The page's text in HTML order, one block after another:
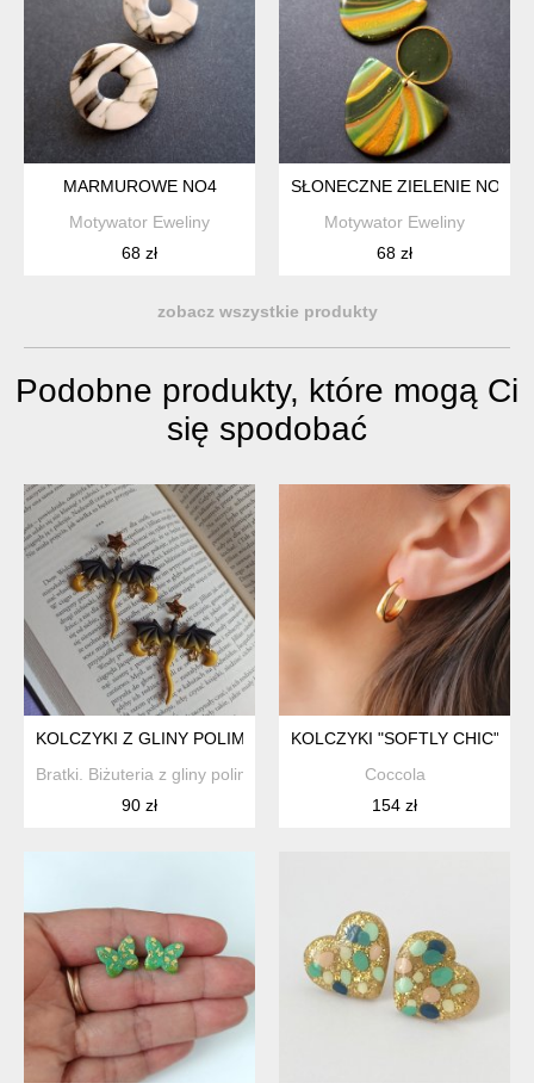
MARMUROWE NO4
Motywator Eweliny
68 zł
SŁONECZNE ZIELENIE NO4
Motywator Eweliny
68 zł
zobacz wszystkie produkty
Podobne produkty, które mogą Ci
się spodobać
KOLCZYKI Z GLINY POLIMEROWEJ OMBRE SMOKI Z
Bratki. Biżuteria z gliny polimerowej
90 zł
KOLCZYKI "SOFTLY CHIC"
Coccola
154 zł